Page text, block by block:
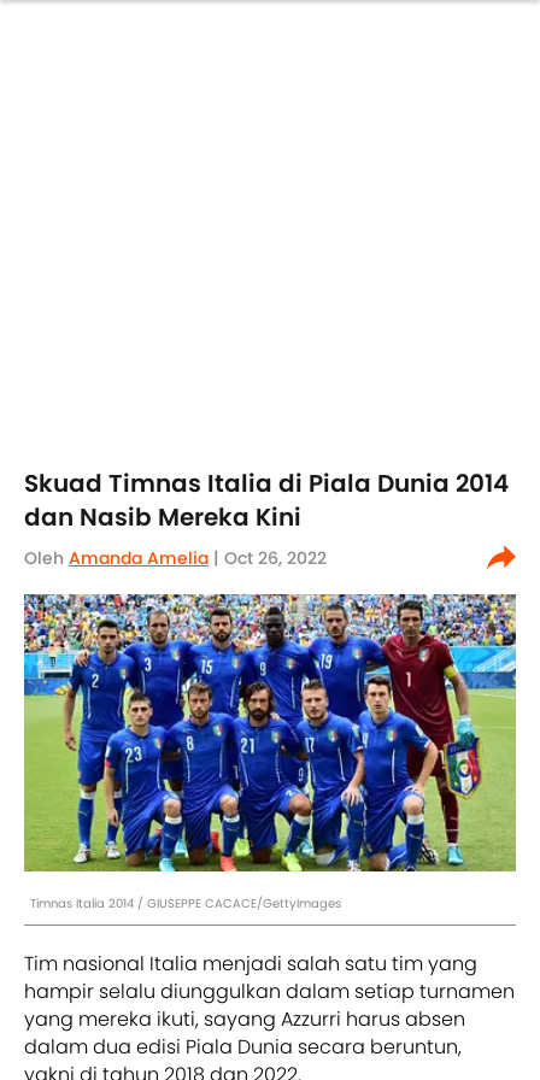
Skuad Timnas Italia di Piala Dunia 2014
dan Nasib Mereka Kini
Oleh Amanda Amelia | Oct 26, 2022
Timnas Italia 2014 / GIUSEPPE CACACE/GettyImages
Tim nasional Italia menjadi salah satu tim yang
hampir selalu diunggulkan dalam setiap turnamen
yang mereka ikuti, sayang Azzurri harus absen
dalam dua edisi Piala Dunia secara beruntun,
yakni di tahun 2018 dan 2022.